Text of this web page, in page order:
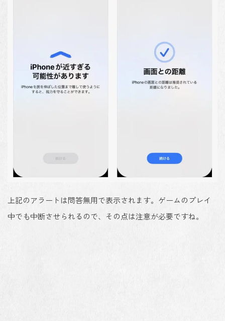
上記のアラートは問答無用で表示されます。ゲームのプレイ
中でも中断させられるので、その点は注意が必要ですね。